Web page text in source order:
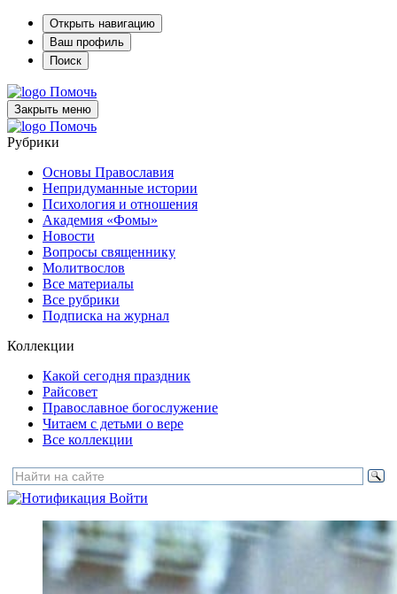
Открыть навигацию
Ваш профиль
Поиск
Помочь
Закрыть меню
Помочь
Рубрики
Основы Православия
Непридуманные истории
Психология и отношения
Академия «Фомы»
Новости
Вопросы священнику
Молитвослов
Все материалы
Все рубрики
Подписка на журнал
Коллекции
Какой сегодня праздник
Райсовет
Православное богослужение
Читаем с детьми о вере
Все коллекции
Войти